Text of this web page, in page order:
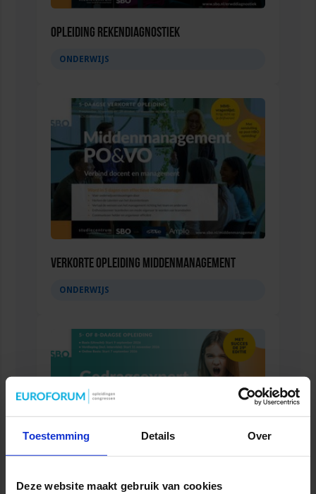
Toestemming Details Over
Deze website maakt gebruik van cookies
Opleiding Rekendiagnostiek
ONDERWIJS
Verkorte opleiding Middenmanagement
ONDERWIJS